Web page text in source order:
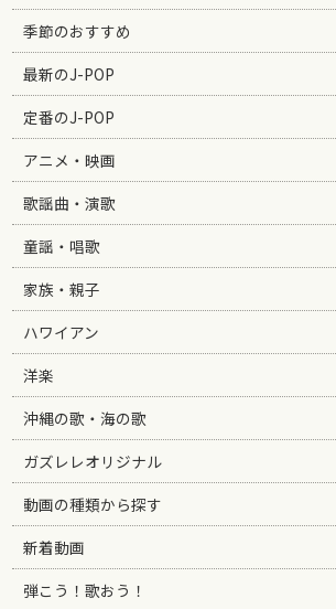
季節のおすすめ
最新のJ-POP
定番のJ-POP
アニメ・映画
歌謡曲・演歌
童謡・唱歌
家族・親子
ハワイアン
洋楽
沖縄の歌・海の歌
ガズレレオリジナル
動画の種類から探す
新着動画
弾こう！歌おう！